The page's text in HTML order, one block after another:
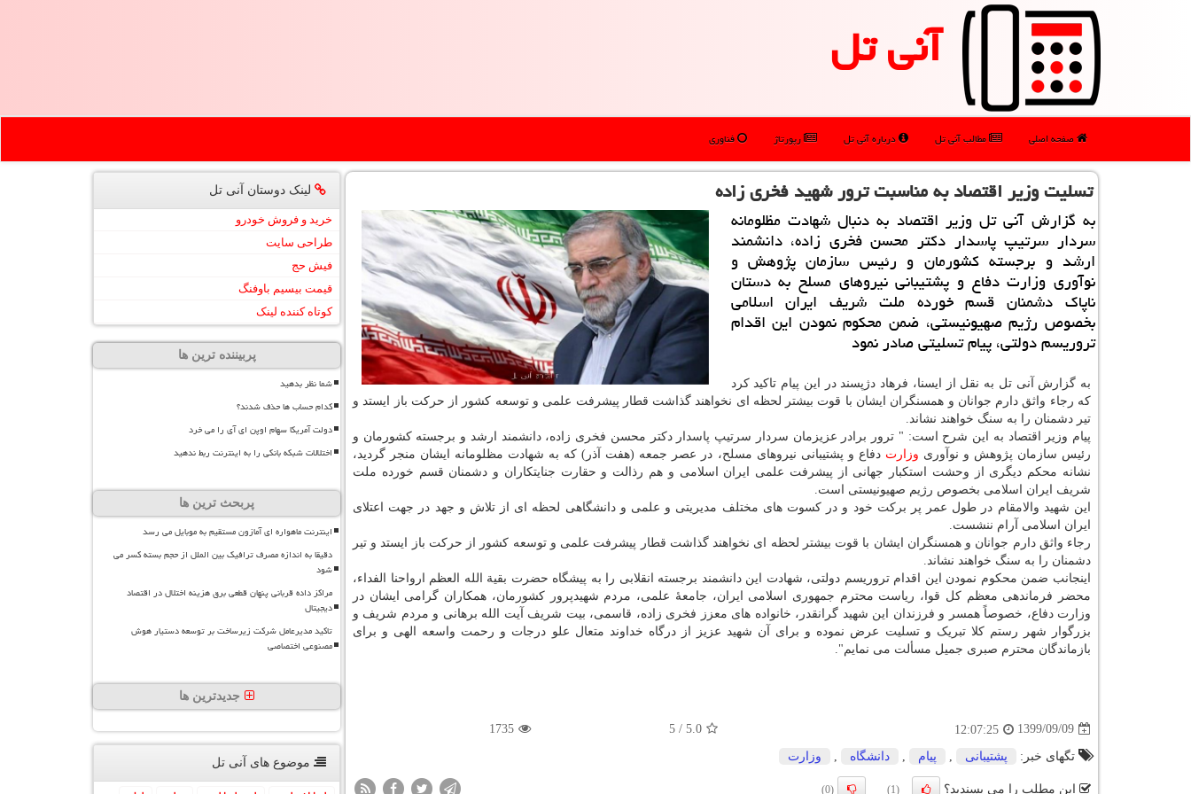
آنی تل
صفحه اصلی مطالب آنی تل درباره آنی تل رپورتاژ فناوری
تسلیت وزیر اقتصاد به مناسبت ترور شهید فخری زاده
به گزارش آنی تل وزیر اقتصاد به دنبال شهادت مظلومانه
سردار سرتیپ پاسدار دكتر محسن فخری زاده، دانشمند
ارشد و برجسته كشورمان و رئیس سازمان پژوهش و
نوآوری وزارت دفاع و پشتیبانی نیروهای مسلح به دستان
ناپاك دشمنان قسم خورده ملت شریف ایران اسلامی
بخصوص رژیم صهیونیستی، ضمن محكوم نمودن این اقدام
تروریسم دولتی، پیام تسلیتی صادر نمود
به گزارش آنی تل به نقل از ایسنا، فرهاد دژپسند در این پیام تاکید کرد
که رجاء واثق دارم جوانان و همسنگران ایشان با قوت بیشتر لحظه ای نخواهند گذاشت قطار پیشرفت علمی و توسعه کشور از حرکت باز ایستد و
تیر دشمنان را به سنگ خواهند نشاند.
پیام وزیر اقتصاد به این شرح است: " ترور برادر عزیزمان سردار سرتیپ پاسدار دکتر محسن فخری زاده، دانشمند ارشد و برجسته کشورمان و
رئیس سازمان پژوهش و نوآوری وزارت دفاع و پشتیبانی نیروهای مسلح، در عصر جمعه (هفت آذر) که به شهادت مظلومانه ایشان منجر گردید،
نشانه محکم دیگری از وحشت استکبار جهانی از پیشرفت علمی ایران اسلامی و هم رذالت و حقارت جنایتکاران و دشمنان قسم خورده ملت
شریف ایران اسلامی بخصوص رژیم صهیونیستی است.
این شهید والامقام در طول عمر پر برکت خود و در کسوت های مختلف مدیریتی و علمی و دانشگاهی لحظه ای از تلاش و جهد در جهت اعتلای
ایران اسلامی آرام ننشست.
رجاء واثق دارم جوانان و همسنگران ایشان با قوت بیشتر لحظه ای نخواهند گذاشت قطار پیشرفت علمی و توسعه کشور از حرکت باز ایستد و تیر
دشمنان را به سنگ خواهند نشاند.
اینجانب ضمن محکوم نمودن این اقدام تروریسم دولتی، شهادت این دانشمند برجسته انقلابی را به پیشگاه حضرت بقیة الله العظم ارواحنا الفداء،
محضر فرماندهی معظم کل قوا، ریاست محترم جمهوری اسلامی ایران، جامعهٔ علمی، مردم شهیدپرور کشورمان، همکاران گرامی ایشان در
وزارت دفاع، خصوصاً همسر و فرزندان این شهید گرانقدر، خانواده های معزز فخری زاده، قاسمی، بیت شریف آیت الله برهانی و مردم شریف و
بزرگوار شهر رستم کلا تبریک و تسلیت عرض نموده و برای آن شهید عزیز از درگاه خداوند متعال علو درجات و رحمت واسعه الهی و برای
بازماندگان محترم صبری جمیل مسألت می نمایم".
1399/09/09
12:07:25
5.0
/
5
1735
تگهای خبر: پشتیبانی پیام دانشگاه وزارت
این مطلب را می پسندید؟ (1)
(0)
لینک دوستان آنی تل
خرید و فروش خودرو
طراحی سایت
فیش حج
قیمت بیسیم باوفنگ
کوتاه کننده لینک
پربیننده ترین ها
شما نظر بدهید
کدام حساب ها حذف شدند؟
دولت آمریکا سهام اوپن ای آی را می خرد
اختلالات شبکه بانکی را به اینترنت ربط ندهید
پربحث ترین ها
اینترنت ماهواره ای آمازون مستقیم به موبایل می رسد
دقیقا به اندازه مصرف ترافیک بین الملل از حجم بسته کسر می
شود
مراکز داده قربانی پنهان قطعی برق هزینه اختلال در اقتصاد
دیجیتال
تاکید مدیرعامل شرکت زیرساخت بر توسعه دستیار هوش
مصنوعی اختصاصی
جدیدترین ها
موضوع های آنی تل